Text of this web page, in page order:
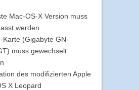
Mac-OS-X Version muss
werden
Karte (Gigabyte GN-
muss gewechselt
des modifizierten Apple
X Leopard